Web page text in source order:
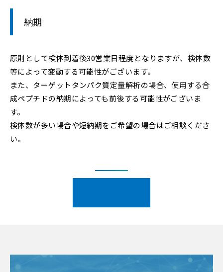
納期
原則として検体到着後30営業日程度となりますが、検体数
等によって変動する可能性がございます。
また、ターゲットタンパク質定量解析の場合、使用する合
成ペプチドの納期によっても前後する可能性がございま
す。
検体数が多い場合や短納期をご希望の場合はご相談くださ
い。